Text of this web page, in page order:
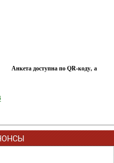
Анкета доступна по QR-коду, а